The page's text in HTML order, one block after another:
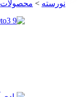
نورسته > محصولات